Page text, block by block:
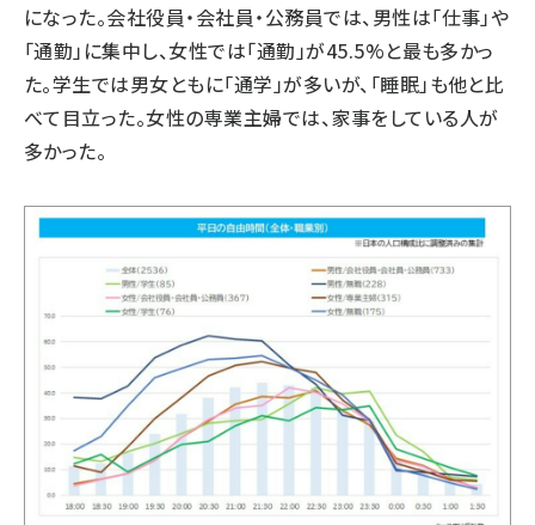
になった。会社役員・会社員・公務員では、男性は「仕事」や
「通勤」に集中し、女性では「通勤」が45.5%と最も多かっ
た。学生では男女ともに「通学」が多いが、「睡眠」も他と比
べて目立った。女性の専業主婦では、家事をしている人が
多かった。